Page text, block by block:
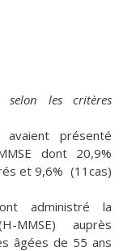
selon les critères
présenté
dont 20,9%
et 9,6% (11cas)
administré la
MMSE) auprès
âgées de 55 ans